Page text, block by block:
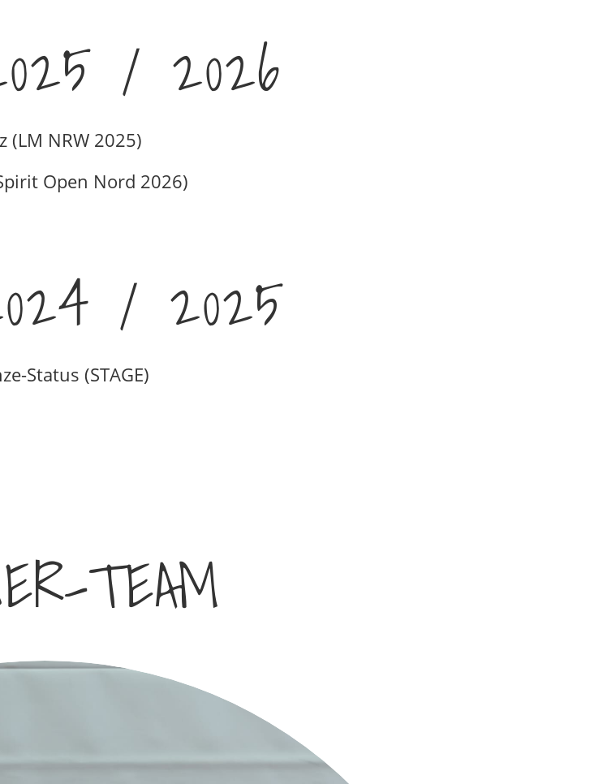
/ 2026
(LM NRW 2025)
Open Nord 2026)
/ 2025
Status (STAGE)
TEAM